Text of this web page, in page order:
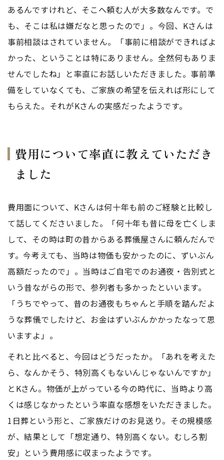
あるんですけれど、そこへ頼む人が大多数なんです。で
も、そこは私は嫌だなと思ったので」。今回、Kさんは
事前相談はされていません。「事前に相談ができればよ
かった、ということは特にありません。全然何もありま
せんでしたね」と率直にお話しいただきました。事前準
備をしていなくても、ご家族の希望を伝えれば形にして
もらえた。それがKさんの実感だったようです。
費用について率直に教えていただき
ました
費用面について、Kさんは何十年も前のご経験と比較し
て話してくださいました。「何十年も昔に母を亡くしま
して、その時は町の昔からある葬儀屋さんに頼んだんで
す。今考えても、当時は物価も安かったのに、ずいぶん
高額だったので」。当時はご自宅でのお通夜・告別式と
いう昔ながらの形で、参列者も多かったといいます。
「うちでやって、昔のお通夜もちゃんと手順を踏んだよ
うな葬儀でしたけど、お金はずいぶんかかったなって思
いますよ」。
それと比べると、今回はどうだったか。「あれを考えた
ら、なんかそう、特別高くもないんじゃないんですか」
とKさん。物価が上がっている今の時代に、当時より高
くは感じなかったという率直な感想をいただきました。
1日葬という形と、ご家族だけのお見送り。その規模感
が、結果として「想定通り、特別高くない。むしろ割
安」という費用感に収まったようです。